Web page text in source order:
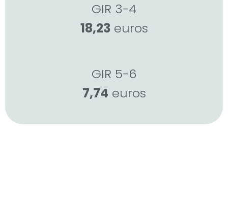
GIR 3-4
18,23 euros
GIR 5-6
7,74 euros